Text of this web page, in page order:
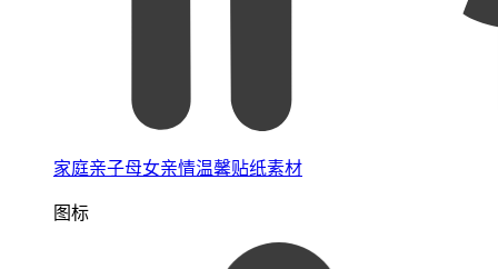
家庭亲子母女亲情温馨贴纸素材
图标